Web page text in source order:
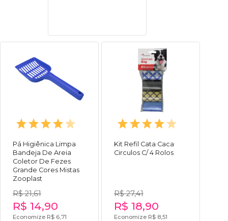
Pá Higiênica Limpa
Bandeja De Areia
Coletor De Fezes
Grande Cores Mistas
Zooplast
R$ 21,61
R$ 14,90
Economize R$ 6,71
Kit Refil Cata Caca
Circulos C/ 4 Rolos
R$ 27,41
R$ 18,90
Economize R$ 8,51